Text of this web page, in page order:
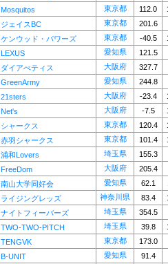
Mosquitos 東京都 112.0
ジェイスBC 東京都
201.6
ケンウッド・パワーズ 東京都 -40.5
LEXUS 愛知県
121.5
ダイアべティス 大阪府
327.7
GreenArmy 愛知県
244.8
21sters 大阪府 -23.4
Net's 大阪府 -7.5
シャークス 東京都 120.4
赤羽シャークス 東京都 101.4
浦和Lovers 埼玉県
155.3
FreeDom 大阪府
205.4
南山大学同好会 愛知県 62.1
ライジングレッズ 神奈川県 83.4
ナイトフィーバーズ 埼玉県
354.5
TWO-TWO-PITCH 埼玉県 39.8
TENGVK 東京都
173.0
B-UNIT 愛知県 91.4